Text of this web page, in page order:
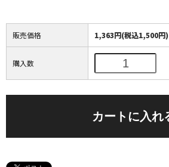
販売価格 1,363円(税込1,500円)
購入数